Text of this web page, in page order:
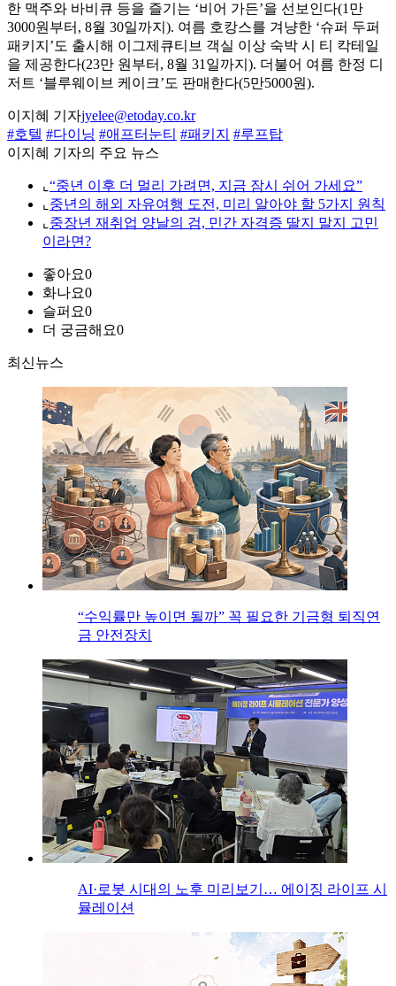
한 맥주와 바비큐 등을 즐기는 ‘비어 가든’을 선보인다(1만
3000원부터, 8월 30일까지). 여름 호캉스를 겨냥한 ‘슈퍼 두퍼
패키지’도 출시해 이그제큐티브 객실 이상 숙박 시 티 칵테일
을 제공한다(23만 원부터, 8월 31일까지). 더불어 여름 한정 디
저트 ‘블루웨이브 케이크’도 판매한다(5만5000원).
이지혜 기자jyelee@etoday.co.kr
#호텔 #다이닝 #애프터눈티 #패키지 #루프탑
이지혜 기자의 주요 뉴스
⌞ “중년 이후 더 멀리 가려면, 지금 잠시 쉬어 가세요”
⌞ 중년의 해외 자유여행 도전, 미리 알아야 할 5가지 원칙
⌞ 중장년 재취업 양날의 검, 민간 자격증 딸지 말지 고민
이라면?
좋아요0
화나요0
슬퍼요0
더 궁금해요0
최신뉴스
“수익률만 높이면 될까” 꼭 필요한 기금형 퇴직연
금 안전장치
AI·로봇 시대의 노후 미리보기… 에이징 라이프 시
뮬레이션